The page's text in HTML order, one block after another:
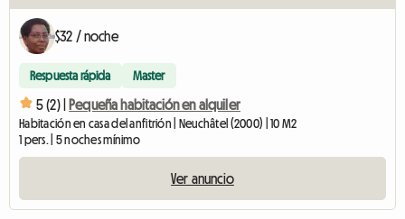
$32 / noche
Respuesta rápida Master
5 (2) | Pequeña habitación en alquiler
Habitación en casa del anfitrión | Neuchâtel (2000) | 10 M2
1 pers. | 5 noches mínimo
Ver anuncio